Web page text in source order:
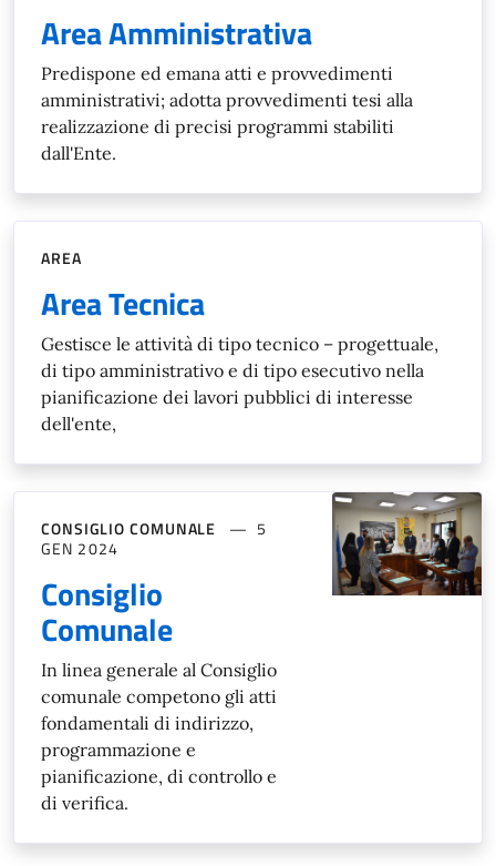
Area Amministrativa
Predispone ed emana atti e provvedimenti
amministrativi; adotta provvedimenti tesi alla
realizzazione di precisi programmi stabiliti
dall'Ente.
AREA
Area Tecnica
Gestisce le attività di tipo tecnico – progettuale,
di tipo amministrativo e di tipo esecutivo nella
pianificazione dei lavori pubblici di interesse
dell'ente,
CONSIGLIO COMUNALE
5
GEN 2024
Consiglio
Comunale
In linea generale al Consiglio
comunale competono gli atti
fondamentali di indirizzo,
programmazione e
pianificazione, di controllo e
di verifica.